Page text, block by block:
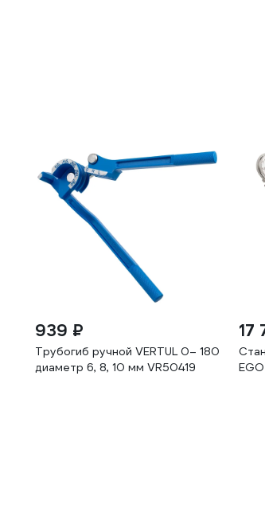
939 ₽
Трубогиб ручной VERTUL 0– 180
диаметр 6, 8, 10 мм VR50419
17